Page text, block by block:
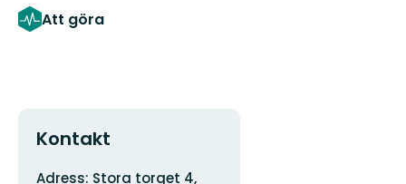
Att göra
Kontakt
Adress
Adress: Stora torget 4,